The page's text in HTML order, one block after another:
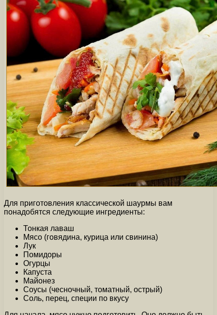
Для приготовления классической шаурмы вам
понадобятся следующие ингредиенты:
Тонкая лаваш
Мясо (говядина, курица или свинина)
Лук
Помидоры
Огурцы
Капуста
Майонез
Соусы (чесночный, томатный, острый)
Соль, перец, специи по вкусу